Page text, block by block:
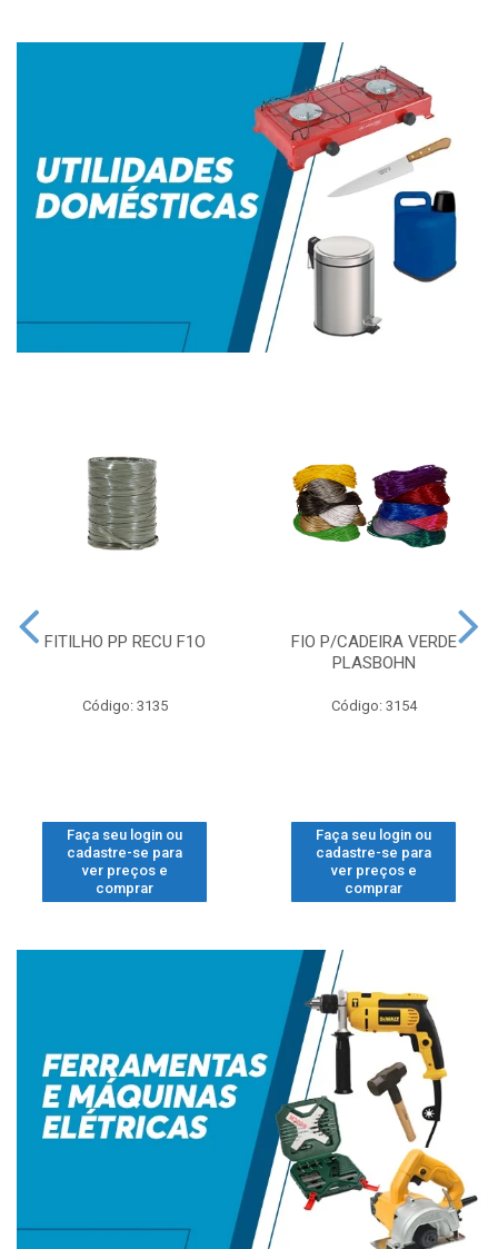
FITILHO PP RECU F1O
Código: 3135
Faça seu login ou
cadastre-se para
ver preços e
comprar
FIO P/CADEIRA VERDE
PLASBOHN
Código: 3154
Faça seu login ou
cadastre-se para
ver preços e
comprar